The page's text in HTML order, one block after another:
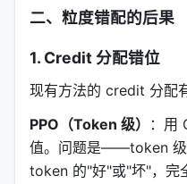
二、粒度错配的后果
1. Credit 分配错位
现有方法的 credit 分配
PPO（Token 级）
：用
值。问题是——token 级
token 的"好"或"坏"，完